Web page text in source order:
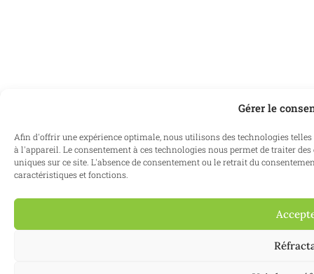
Gérer le
Afin d'offrir une expérience optimale, nous utilisons des technologies
à l'appareil. Le consentement à ces technologies nous permet de traiter
uniques sur ce site. L'absence de consentement ou le retrait du
caractéristiques et fonctions.